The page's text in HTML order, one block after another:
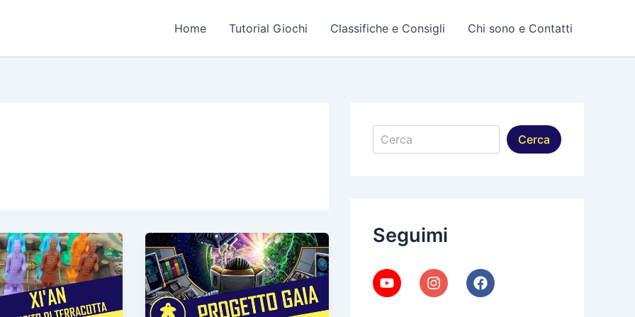
Home Tutorial Giochi Classifiche e Consigli Chi sono e Contatti
Cerca
Cerca
Seguimi